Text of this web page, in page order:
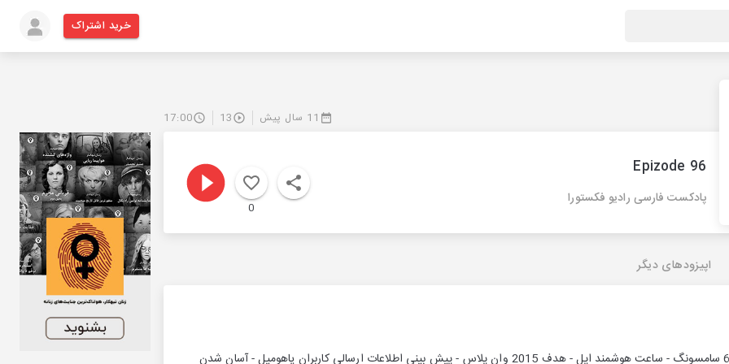
خرید اشتراک
11 سال پیش 13
17:00
Epizode 96
پادکست فارسی رادیو فکستورا
0
اپیزودهای دیگر
خبرای جدید از گلکسی اس 6 سامسونگ - ساعت هوشمند اپل - هدف 2015 وان پلاس - پیش بینی اطلاعات ارسالی کاربران یاهومیل - آسان شدن